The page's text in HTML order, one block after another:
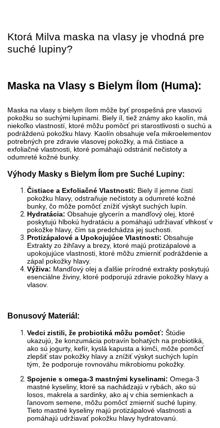
Ktorá Milva maska na vlasy je vhodná pre
suché lupiny?
Maska na Vlasy s Bielym Ílom (Huma):
Maska na vlasy s bielym ílom môže byť prospešná pre vlasovú
pokožku so suchými lupinami. Biely íl, tiež známy ako kaolín, má
niekoľko vlastností, ktoré môžu pomôcť pri starostlivosti o suchú a
podráždenú pokožku hlavy. Kaolín obsahuje veľa mikroelementov
potrebných pre zdravie vlasovej pokožky, a má čistiace a
exfoliačné vlastnosti, ktoré pomáhajú odstrániť nečistoty a
odumreté kožné bunky.
Výhody Masky s Bielym Ílom pre Suché Lupiny:
Čistiace a Exfoliačné Vlastnosti: Biely íl jemne čistí
pokožku hlavy, odstraňuje nečistoty a odumreté kožné
bunky, čo môže pomôcť znížiť výskyt suchých lupín.
Hydratácia: Obsahuje glycerín a mandľový olej, ktoré
poskytujú hlbokú hydratáciu a pomáhajú udržiavať vlhkosť v
pokožke hlavy, čím sa predchádza jej suchosti.
Protizápalové a Upokojujúce Vlastnosti: Obsahuje
Extrakty zo žihľavy a brezy, ktoré majú protizápalové a
upokojujúce vlastnosti, ktoré môžu zmierniť podráždenie a
zápal pokožky hlavy.
Výživa: Mandľový olej a ďalšie prírodné extrakty poskytujú
esenciálne živiny, ktoré podporujú zdravie pokožky hlavy a
vlasov.
Bonusový Materiál:
Vedci zistili, že probiotiká môžu pomôcť: Štúdie
ukazujú, že konzumácia potravín bohatých na probiotiká,
ako sú jogurty, kefír, kyslá kapusta a kimči, môže pomôcť
zlepšiť stav pokožky hlavy a znížiť výskyt suchých lupín
tým, že podporuje rovnováhu mikrobiomu pokožky.
Spojenie s omega-3 mastnými kyselinami: Omega-3
mastné kyseliny, ktoré sa nachádzajú v rybách, ako sú
losos, makrela a sardinky, ako aj v chia semienkach a
ľanovom semene, môžu pomôcť zmierniť suché lupiny.
Tieto mastné kyseliny majú protizápalové vlastnosti a
pomáhajú udržiavať pokožku hlavy hydratovanú.